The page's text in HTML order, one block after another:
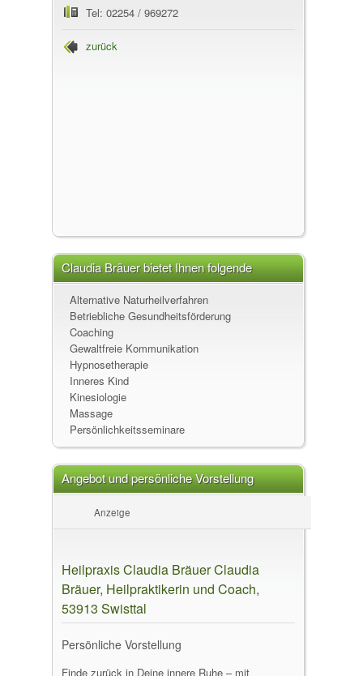
Heilpraxis Claudia Bräuer
Claudia Bräuer, Heilpraktikerin und Coach
Tel: 02254 / 969272
zurück
Claudia Bräuer bietet Ihnen folgende
Leistungen an
Alternative Naturheilverfahren
Betriebliche Gesundheitsförderung
Coaching
Gewaltfreie Kommunikation
Hypnosetherapie
Inneres Kind
Kinesiologie
Massage
Persönlichkeitsseminare
Angebot und persönliche Vorstellung
Anzeige
Heilpraxis Claudia Bräuer Claudia
Bräuer, Heilpraktikerin und Coach,
53913 Swisttal
Persönliche Vorstellung
Finde zurück in Deine innere Ruhe – mit